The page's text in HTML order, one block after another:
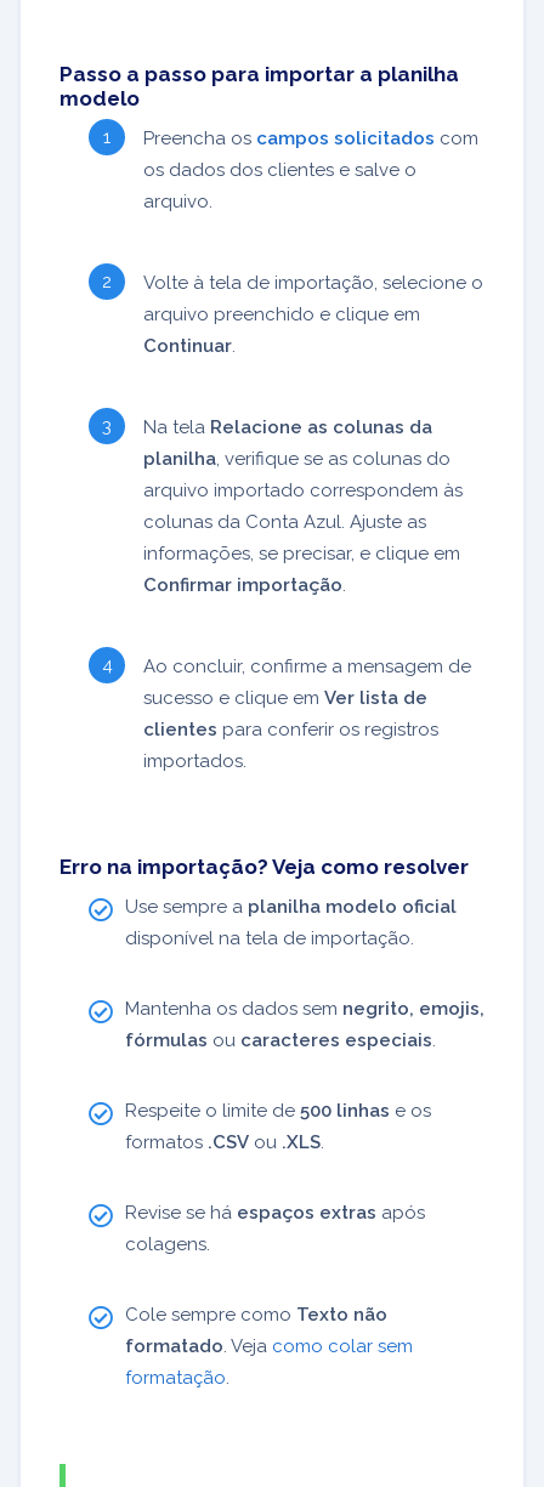
Passo a passo para importar a planilha
modelo
Preencha os campos solicitados com
os dados dos clientes e salve o
arquivo.
Volte à tela de importação, selecione o
arquivo preenchido e clique em
Continuar.
Na tela Relacione as colunas da
planilha, verifique se as colunas do
arquivo importado correspondem às
colunas da Conta Azul. Ajuste as
informações, se precisar, e clique em
Confirmar importação.
Ao concluir, confirme a mensagem de
sucesso e clique em Ver lista de
clientes para conferir os registros
importados.
Erro na importação? Veja como resolver
Use sempre a planilha modelo oficial
disponível na tela de importação.
Mantenha os dados sem negrito, emojis,
fórmulas ou caracteres especiais.
Respeite o limite de 500 linhas e os
formatos .CSV ou .XLS.
Revise se há espaços extras após
colagens.
Cole sempre como Texto não
formatado. Veja como colar sem
formatação.